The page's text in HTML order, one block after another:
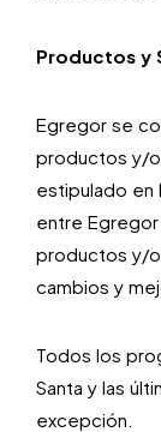
Productos y
Egregor se
productos y/
estipulado
entre
productos y/
cambios y
Todos los
Santa y las
excepción.